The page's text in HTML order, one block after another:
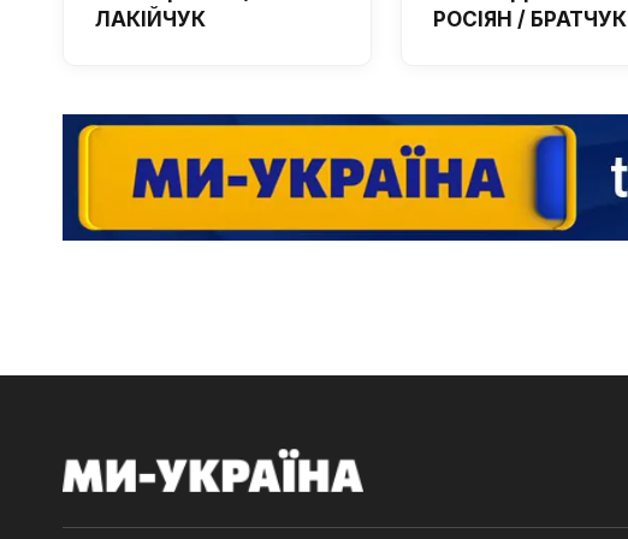
ЛАКІЙЧУК
РОСІЯН / БРАТЧУК